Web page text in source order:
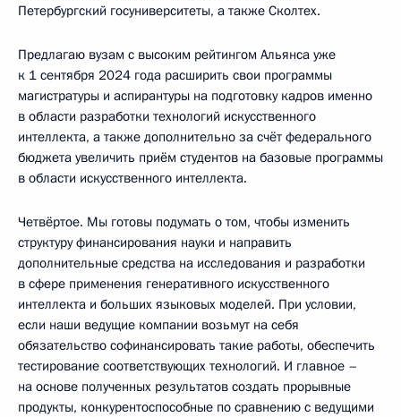
Петербургский госуниверситеты, а также Сколтех.
Предлагаю вузам с высоким рейтингом Альянса уже
к 1 сентября 2024 года расширить свои программы
магистратуры и аспирантуры на подготовку кадров именно
в области разработки технологий искусственного
интеллекта, а также дополнительно за счёт федерального
бюджета увеличить приём студентов на базовые программы
в области искусственного интеллекта.
Четвёртое. Мы готовы подумать о том, чтобы изменить
структуру финансирования науки и направить
дополнительные средства на исследования и разработки
в сфере применения генеративного искусственного
интеллекта и больших языковых моделей. При условии,
если наши ведущие компании возьмут на себя
обязательство софинансировать такие работы, обеспечить
тестирование соответствующих технологий. И главное –
на основе полученных результатов создать прорывные
продукты, конкурентоспособные по сравнению с ведущими